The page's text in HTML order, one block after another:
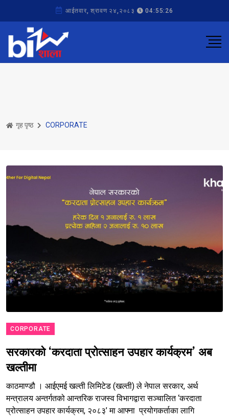
आईतवार, श्रावण २४,२०८३ 04:55:26
गृह पृष्ठ CORPORATE
CORPORATE
सरकारको ‘करदाता प्रोत्साहन उपहार कार्यक्रम’ अब
खल्तीमा
काठमाण्डौ । आईएमई खल्ती लिमिटेड (खल्ती) ले नेपाल सरकार, अर्थ
मन्त्रालय अन्तर्गतको आन्तरिक राजस्व विभागद्वारा सञ्चालित ‘करदाता
प्रोत्साहन उपहार कार्यक्रम, २०८३’ मा आफ्ना प्रयोगकर्ताका लागि